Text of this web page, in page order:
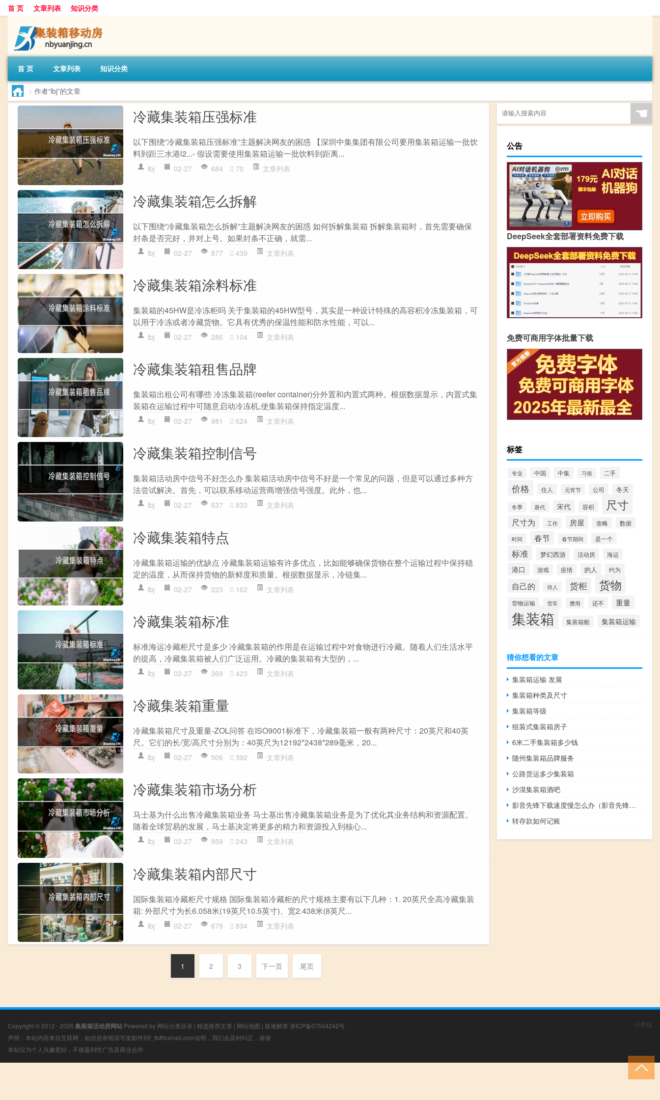
首 页 文章列表 知识分类
首 页 文章列表 知识分类
> 作者“lbj”的文章
冷藏集装箱压强标准
以下围绕“冷藏集装箱压强标准”主题解决网友的困惑 【深圳中集集团有限公司要用集装箱运输一批饮
料到距三水港l2...- 假设需要使用集装箱运输一批饮料到距离...
lbj 02-27 684 70 文章列表
冷藏集装箱怎么拆解
以下围绕“冷藏集装箱怎么拆解”主题解决网友的困惑 如何拆解集装箱 拆解集装箱时，首先需要确保
封条是否完好，并对上号。如果封条不正确，就需...
lbj 02-27 877 439 文章列表
冷藏集装箱涂料标准
集装箱的45HW是冷冻柜吗 关于集装箱的45HW型号，其实是一种设计特殊的高容积冷冻集装箱，可
以用于冷冻或者冷藏货物。它具有优秀的保温性能和防水性能，可以...
lbj 02-27 286 104 文章列表
冷藏集装箱租售品牌
集装箱出租公司有哪些 冷冻集装箱(reefer container)分外置和内置式两种。根据数据显示，内置式集
装箱在运输过程中可随意启动冷冻机,使集装箱保持指定温度...
lbj 02-27 981 624 文章列表
冷藏集装箱控制信号
集装箱活动房中信号不好怎么办 集装箱活动房中信号不好是一个常见的问题，但是可以通过多种方
法尝试解决。首先，可以联系移动运营商增强信号强度。此外，也...
lbj 02-27 637 833 文章列表
冷藏集装箱特点
冷藏集装箱运输的优缺点 冷藏集装箱运输有许多优点，比如能够确保货物在整个运输过程中保持稳
定的温度，从而保持货物的新鲜度和质量。根据数据显示，冷链集...
lbj 02-27 223 162 文章列表
冷藏集装箱标准
标准海运冷藏柜尺寸是多少 冷藏集装箱的作用是在运输过程中对食物进行冷藏。随着人们生活水平
的提高，冷藏集装箱被人们广泛运用。冷藏的集装箱有大型的，...
lbj 02-27 369 423 文章列表
冷藏集装箱重量
冷藏集装箱尺寸及重量-ZOL问答 在ISO9001标准下，冷藏集装箱一般有两种尺寸：20英尺和40英
尺。它们的长/宽/高尺寸分别为：40英尺为12192*2438*289毫米，20...
lbj 02-27 506 392 文章列表
冷藏集装箱市场分析
马士基为什么出售冷藏集装箱业务 马士基出售冷藏集装箱业务是为了优化其业务结构和资源配置。
随着全球贸易的发展，马士基决定将更多的精力和资源投入到核心...
lbj 02-27 959 243 文章列表
冷藏集装箱内部尺寸
国际集装箱冷藏柜尺寸规格 国际集装箱冷藏柜的尺寸规格主要有以下几种：1. 20英尺全高冷藏集装
箱: 外部尺寸为长6.058米(19英尺10.5英寸)、宽2.438米(8英尺...
lbj 02-27 679 834 文章列表
1 2 3 下一页 尾页
☚
公告
DeepSeek全套部署资料免费下载
免费可商用字体批量下载
标签
专业 中国 中集 习俗 二手
价格 住人 元宵节 公司 冬天
冬季 唐代 宋代 容积 尺寸
尺寸为 工作 房屋 攻略 数据
时间 春节 春节期间 是一个
标准 梦幻西游 活动房 海运
港口 游戏 疫情 的人 约为
自己的 诗人 货柜 货物
货物运输 货车 费用 还不 重量
集装箱 集装箱船 集装箱运输
猜你想看的文章
集装箱运输 发展
集装箱种类及尺寸
集装箱等级
组装式集装箱房子
6米二手集装箱多少钱
随州集装箱品牌服务
公路货运多少集装箱
沙漠集装箱酒吧
影音先锋下载速度慢怎么办（影音先锋下载）
转存款如何记账
Copyright © 2012 - 2026 集装箱活动房网站 Powered by 网站分类目录 | 精选推荐文章 | 网站地图 | 疑难解答 浙ICP备07504242号
声明：本站内容来自互联网，如信息有错误可发邮件到f_fb#foxmail.com说明，我们会及时纠正，谢谢
本站仅为个人兴趣爱好，不接盈利性广告及商业合作
小男孩